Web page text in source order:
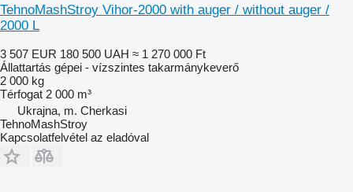
TehnoMashStroy Vihor-2000 with auger / without auger /
2000 L
3 507 EUR 180 500 UAH ≈ 1 270 000 Ft
Állattartás gépei - vízszintes takarmánykeverő
2 000 kg
Térfogat 2 000 m³
Ukrajna, m. Cherkasi
TehnoMashStroy
Kapcsolatfelvétel az eladóval